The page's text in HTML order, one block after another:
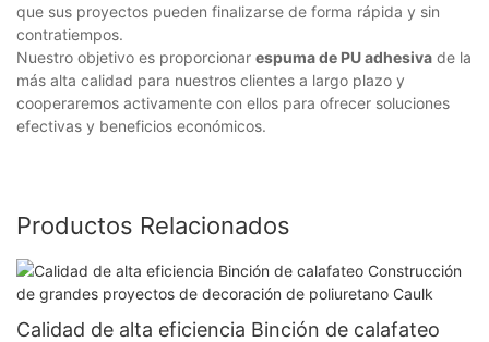
que sus proyectos pueden finalizarse de forma rápida y sin
contratiempos.
Nuestro objetivo es proporcionar espuma de PU adhesiva de la
más alta calidad para nuestros clientes a largo plazo y
cooperaremos activamente con ellos para ofrecer soluciones
efectivas y beneficios económicos.
Productos Relacionados
Calidad de alta eficiencia Binción de calafateo